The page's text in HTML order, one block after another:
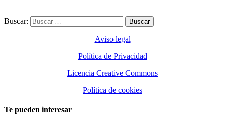
Buscar:
Aviso legal
Política de Privacidad
Licencia Creative Commons
Política de cookies
Te pueden interesar